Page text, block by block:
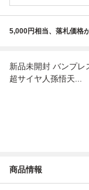
5,000円相当、落札価格
新品未開封 バンプレ
超サイヤ人孫悟天...
商品情報